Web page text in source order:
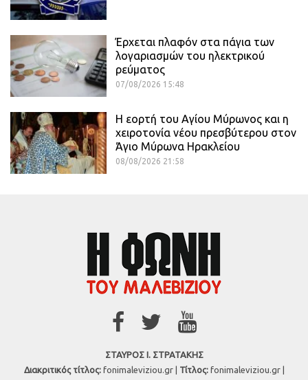
Έρχεται πλαφόν στα πάγια των
λογαριασμών του ηλεκτρικού
ρεύματος
07/08/2026 15:48
Η εορτή του Αγίου Μύρωνος και η
χειροτονία νέου πρεσβύτερου στον
Άγιο Μύρωνα Ηρακλείου
08/08/2026 21:58
ΣΤΑΥΡΟΣ Ι. ΣΤΡΑΤΑΚΗΣ
Διακριτικός τίτλος:fonimaleviziou.gr | Τίτλος:fonimaleviziou.gr |